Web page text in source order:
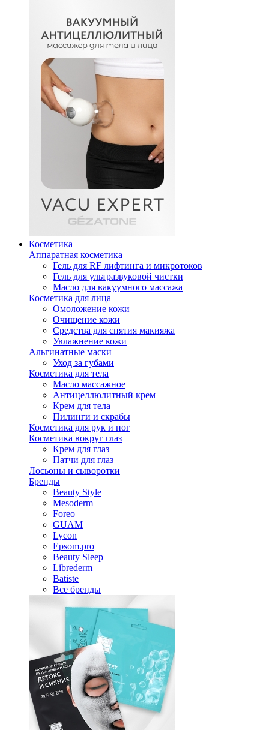
Косметика
Аппаратная косметика
Гель для RF лифтинга и микротоков
Гель для ультразвуковой чистки
Масло для вакуумного массажа
Косметика для лица
Омоложение кожи
Очищение кожи
Средства для снятия макияжа
Увлажнение кожи
Альгинатные маски
Уход за губами
Косметика для тела
Масло массажное
Антицеллюлитный крем
Крем для тела
Пилинги и скрабы
Косметика для рук и ног
Косметика вокруг глаз
Крем для глаз
Патчи для глаз
Лосьоны и сыворотки
Бренды
Beauty Style
Mesoderm
Foreo
GUAM
Lycon
Epsom.pro
Beauty Sleep
Librederm
Batiste
Все бренды